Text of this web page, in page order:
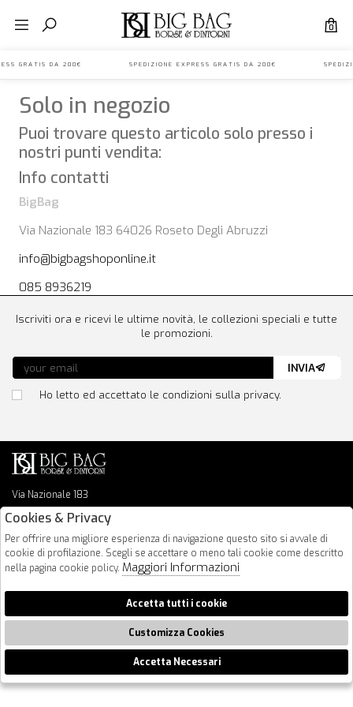
0
GRATIS DA 200€ SPEDIZIONE EXPRESS GRATIS DA 200€
Solo in negozio
Puoi trovare questo articolo solo presso i
nostri punti vendita:
Info contatti
BigBag
Via Nazionale 183 64026 Roseto Degli Abruzzi
info@bigbagshoponline.it
085 8936219
Via Nazionale 183
64026 Roseto Degli Abruzzi
info@bigbagshoponline.it
follow us
Iscriviti ora e ricevi le ultime novità, le collezioni speciali e tutte
le promozioni.
Ho letto ed accettato le condizioni sulla privacy.
INVIA
2026 BigBag - P.iva : 00916940679 Powered by
🍪
Cookies & Privacy
Per offrire una migliore esperienza di navigazione questo sito si avvale di
cookie di profilazione. Scegli se accettare o meno tali cookie come descritto
nella pagina cookie policy. Maggiori Informazioni
Accetta tutti i cookie
Customizza Cookies
Accetta Necessari